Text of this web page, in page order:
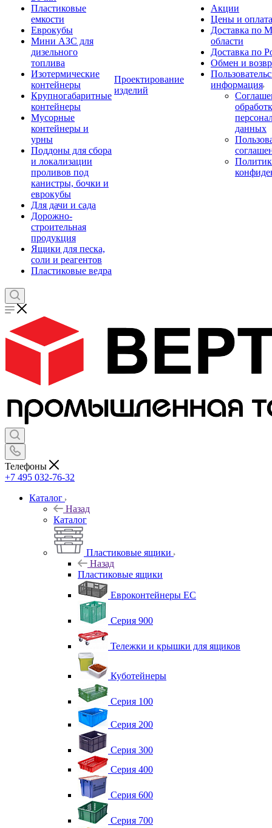
Пластиковые
емкости
Еврокубы
Мини АЗС для
дизельного
топлива
Изотермические
контейнеры
Крупногабаритные
контейнеры
Мусорные
контейнеры и
урны
Поддоны для сбора
и локализации
проливов под
канистры, бочки и
еврокубы
Для дачи и сада
Дорожно-
строительная
продукция
Ящики для песка,
соли и реагентов
Пластиковые ведра
Проектирование
изделий
Акции
Цены и оплата
Доставка по
области
Доставка по
Обмен и
информация
данных
Телефоны
+7 495 032-76-32
Каталог
Назад
Каталог
Пластиковые ящики
Назад
Пластиковые ящики
Евроконтейнеры ЕС
Серия 900
Тележки и крышки для ящиков
Куботейнеры
Серия 100
Серия 200
Серия 300
Серия 400
Серия 600
Серия 700